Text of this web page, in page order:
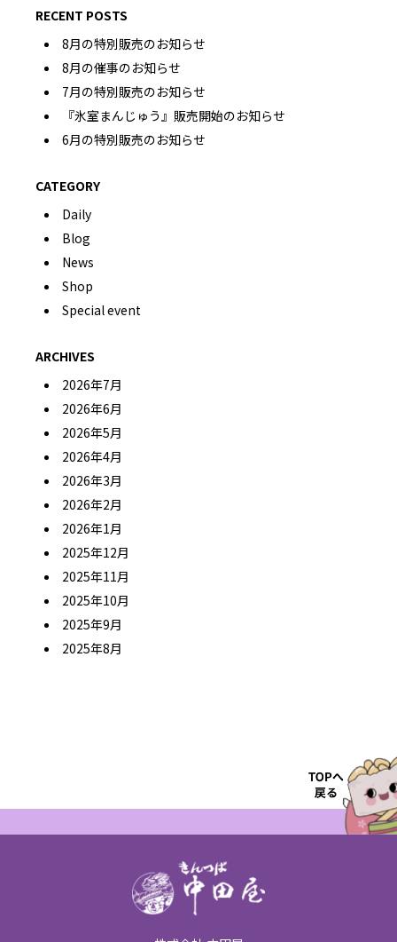
RECENT POSTS
8月の特別販売のお知らせ
8月の催事のお知らせ
7月の特別販売のお知らせ
『氷室まんじゅう』販売開始のお知らせ
6月の特別販売のお知らせ
CATEGORY
Daily
Blog
News
Shop
Special event
ARCHIVES
2026年7月
2026年6月
2026年5月
2026年4月
2026年3月
2026年2月
2026年1月
2025年12月
2025年11月
2025年10月
2025年9月
2025年8月